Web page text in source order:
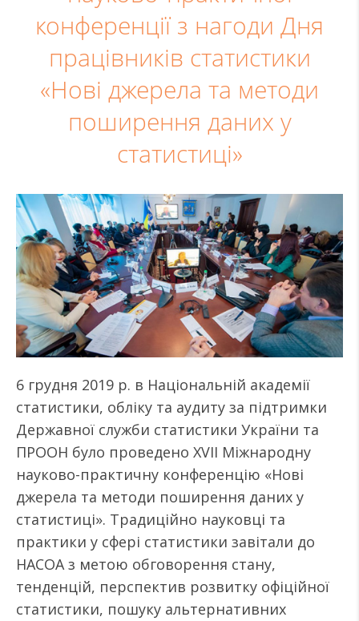
конференції з нагоди Дня
працівників статистики
«Нові джерела та методи
поширення даних у
статистиці»
6 грудня 2019 р. в Національній академії
статистики, обліку та аудиту за підтримки
Державної служби статистики України та
ПРООН було проведено XVII Міжнародну
науково-практичну конференцію «Нові
джерела та методи поширення даних у
статистиці». Традиційно науковці та
практики у сфері статистики завітали до
НАСОА з метою обговорення стану,
тенденцій, перспектив розвитку офіційної
статистики, пошуку альтернативних